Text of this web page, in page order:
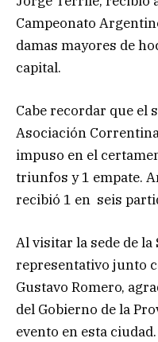
Campeonato
damas mayores de
capital.
Cabe recordar que el
Asociación
impuso en el
triunfos y 1 empate.
recibió 1 en seis
Al visitar la sede de la
representativo junto
Gustavo Romero,
del Gobierno de la
evento en esta ciudad.